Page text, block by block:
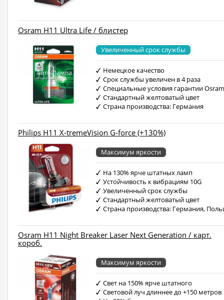
Osram H11 Ultra Life / блистер
Увеличенный срок службы
Немецкое качество
Срок службы увеличен в 4 раза
Специальные условия гарантии
Стандартный желтоватый цвет
Страна производства: Германия
Philips H11 X-tremeVision G-force (+130%)
Максимум яркости
На 130% ярче штатных ламп
Устойчивость к вибрациям 10G
Увеличенный срок службы
Стандартный желтоватый цвет
Страна производства: Германия,
Osram H11 Night Breaker Laser Next Generation / карт.
короб.
Максимум яркости
Свет на 150% ярче штатного
Световой луч длиннее до +150 метров